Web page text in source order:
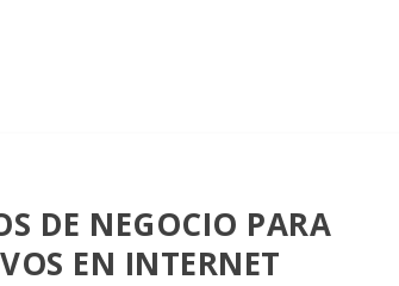
DE NEGOCIO PARA
EN INTERNET